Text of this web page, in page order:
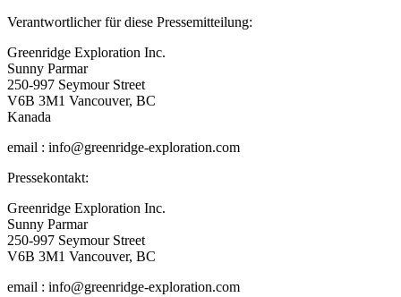
Verantwortlicher für diese Pressemitteilung:
Greenridge Exploration Inc.
Sunny Parmar
250-997 Seymour Street
V6B 3M1 Vancouver, BC
Kanada
email : info@greenridge-exploration.com
Pressekontakt:
Greenridge Exploration Inc.
Sunny Parmar
250-997 Seymour Street
V6B 3M1 Vancouver, BC
email : info@greenridge-exploration.com